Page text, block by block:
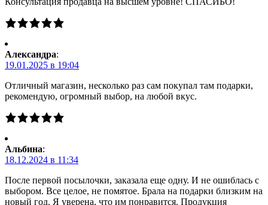
Александра:
19.01.2025 в 19:04
Отличный магазин, несколько раз сам покупал там подарки,
рекомендую, огромный выбор, на любой вкус.
Альбина:
18.12.2024 в 11:34
После первой посылочки, заказала еще одну. И не ошиблась с
выбором. Все целое, не помятое. Брала на подарки близким на
новый год. Я уверена, что им понравится. Продукция